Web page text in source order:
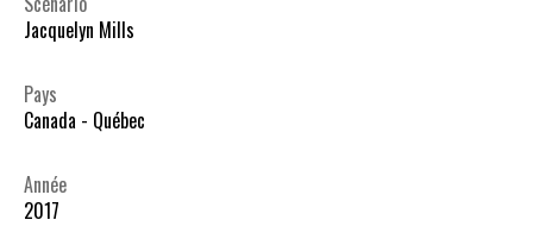
Jacquelyn Mills
Pays
Canada - Québec
Année
2017